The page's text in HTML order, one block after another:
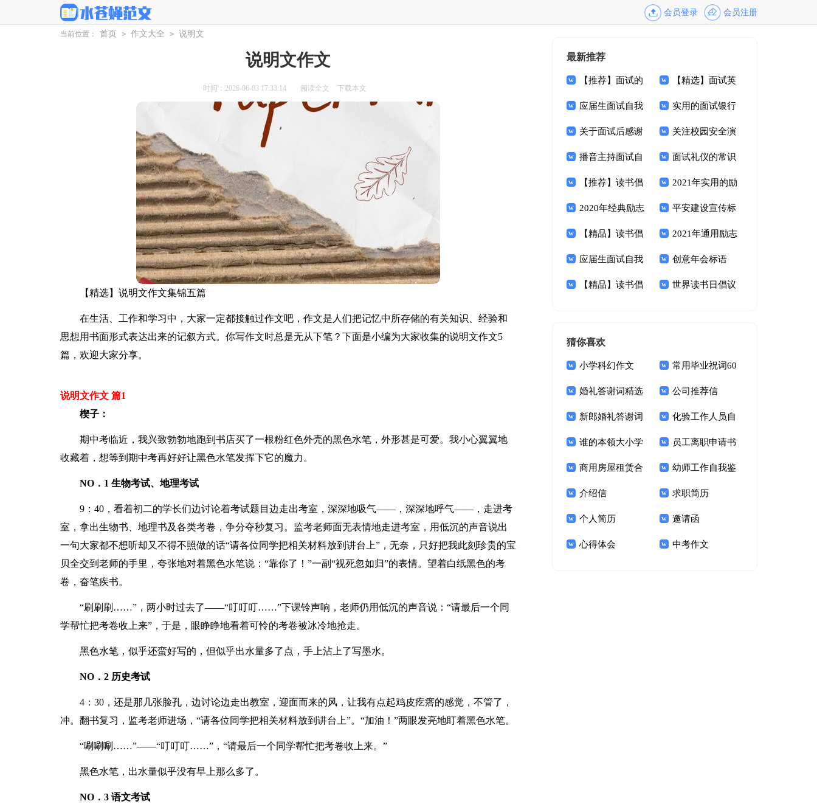
会员登录 会员注册
当前位置： 首页 > 作文大全 > 说明文
说明文作文
时间：2026-06-03 17:33:14 阅读全文 下载本文
【精选】说明文作文集锦五篇
在生活、工作和学习中，大家一定都接触过作文吧，作文是人们把记忆中所存储的有关知识、经验和
思想用书面形式表达出来的记叙方式。你写作文时总是无从下笔？下面是小编为大家收集的说明文作文5
篇，欢迎大家分享。
说明文作文 篇1
楔子：
期中考临近，我兴致勃勃地跑到书店买了一根粉红色外壳的黑色水笔，外形甚是可爱。我小心翼翼地
收藏着，想等到期中考再好好让黑色水笔发挥下它的魔力。
NO．1 生物考试、地理考试
9：40，看着初二的学长们边讨论着考试题目边走出考室，深深地吸气——，深深地呼气——，走进考
室，拿出生物书、地理书及各类考卷，争分夺秒复习。监考老师面无表情地走进考室，用低沉的声音说出
一句大家都不想听却又不得不照做的话“请各位同学把相关材料放到讲台上”，无奈，只好把我此刻珍贵的宝
贝全交到老师的手里，夸张地对着黑色水笔说：“靠你了！”一副“视死忽如归”的表情。望着白纸黑色的考
卷，奋笔疾书。
“刷刷刷……”，两小时过去了——“叮叮叮……”下课铃声响，老师仍用低沉的声音说：“请最后一个同
学帮忙把考卷收上来”，于是，眼睁睁地看着可怜的考卷被冰冷地抢走。
黑色水笔，似乎还蛮好写的，但似乎出水量多了点，手上沾上了写墨水。
NO．2 历史考试
4：30，还是那几张脸孔，边讨论边走出教室，迎面而来的风，让我有点起鸡皮疙瘩的感觉，不管了，
冲。翻书复习，监考老师进场，“请各位同学把相关材料放到讲台上”。“加油！”两眼发亮地盯着黑色水笔。
“唰唰唰……”——“叮叮叮……”，“请最后一个同学帮忙把考卷收上来。”
黑色水笔，出水量似乎没有早上那么多了。
NO．3 语文考试
最新推荐
【推荐】面试的
邀请函三篇
【精选】面试英
文自我介绍模板锦集
五篇
应届生面试自我
介绍模板集锦5篇
实用的面试银行
的自我介绍模板汇总
八篇
关于面试后感谢
信范文集合四篇
关注校园安全演
讲稿
播音主持面试自
我介绍(通用15篇)
面试礼仪的常识
【推荐】读书倡
议书范文汇总六篇
2021年实用的励
志标语汇编92句
2020年经典励志
标语汇总69条
平安建设宣传标
语10篇
【精品】读书倡
议书范文汇总七篇
2021年通用励志
标语汇编53句
应届生面试自我
介绍集锦15篇
创意年会标语
【精品】读书倡 世界读书日倡议
猜你喜欢
小学科幻作文 常用毕业祝词60
句
婚礼答谢词精选
15篇
公司推荐信
新郎婚礼答谢词
锦集十篇
化验工作人员自
我鉴定
谁的本领大小学
作文
员工离职申请书
商用房屋租赁合
同15篇
幼师工作自我鉴
定(15篇)
介绍信 求职简历
个人简历 邀请函
心得体会 中考作文